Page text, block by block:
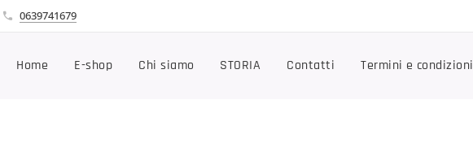
0639741679
Home E-shop Chi siamo STORIA Contatti Termini e condizioni